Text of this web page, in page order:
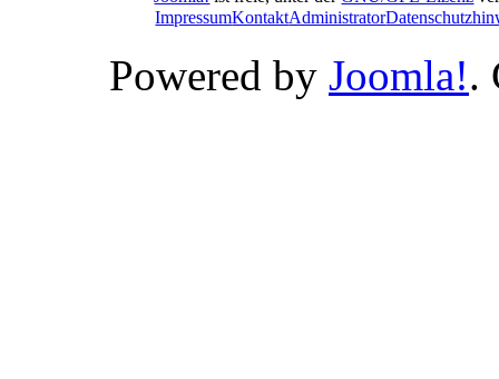
ImpressumKontaktAdministrator
Powered by Joomla!.